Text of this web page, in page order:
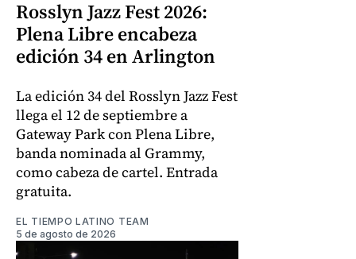
Rosslyn Jazz Fest 2026:
Plena Libre encabeza
edición 34 en Arlington
La edición 34 del Rosslyn Jazz Fest
llega el 12 de septiembre a
Gateway Park con Plena Libre,
banda nominada al Grammy,
como cabeza de cartel. Entrada
gratuita.
EL TIEMPO LATINO TEAM
5 de agosto de 2026